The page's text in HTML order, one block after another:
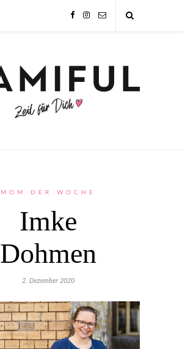
MOM DER WOCHE
Imke
Dohmen
2. Dezember 2020